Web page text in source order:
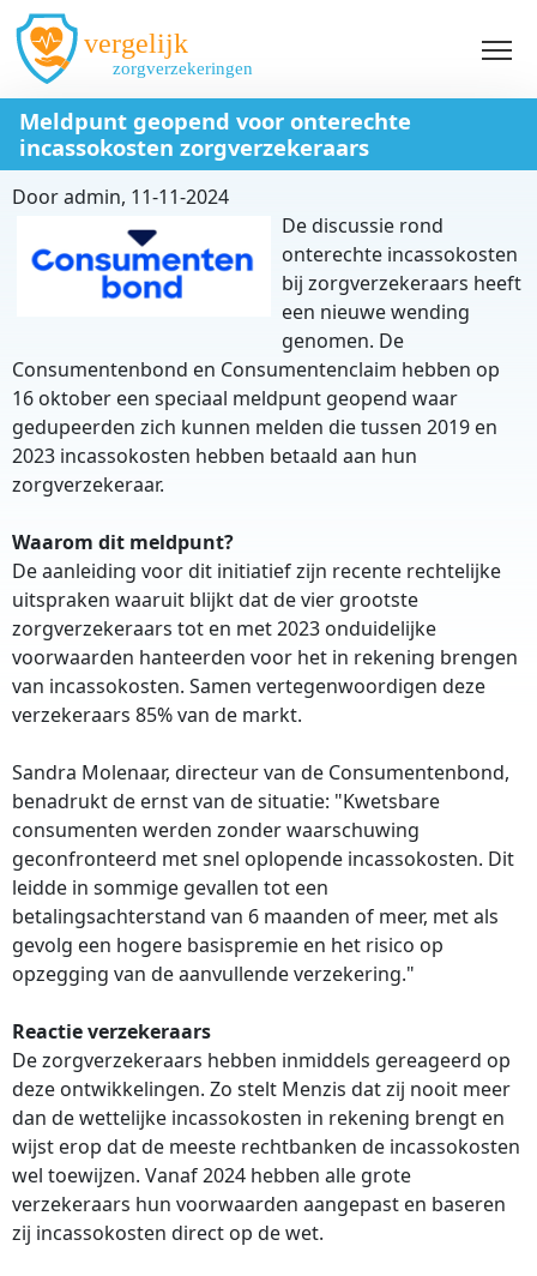
Overslaan en naar de inhoud gaan
Meldpunt geopend voor onterechte
incassokosten zorgverzekeraars
Dooradmin, 11-11-2024
De discussie rond
onterechte incassokosten
bij zorgverzekeraars heeft
een nieuwe wending
genomen. De
Consumentenbond en Consumentenclaim hebben op
16 oktober een speciaal meldpunt geopend waar
gedupeerden zich kunnen melden die tussen 2019 en
2023 incassokosten hebben betaald aan hun
zorgverzekeraar.
Waarom dit meldpunt?
De aanleiding voor dit initiatief zijn recente rechtelijke
uitspraken waaruit blijkt dat de vier grootste
zorgverzekeraars tot en met 2023 onduidelijke
voorwaarden hanteerden voor het in rekening brengen
van incassokosten. Samen vertegenwoordigen deze
verzekeraars 85% van de markt.
Sandra Molenaar, directeur van de Consumentenbond,
benadrukt de ernst van de situatie: "Kwetsbare
consumenten werden zonder waarschuwing
geconfronteerd met snel oplopende incassokosten. Dit
leidde in sommige gevallen tot een
betalingsachterstand van 6 maanden of meer, met als
gevolg een hogere basispremie en het risico op
opzegging van de aanvullende verzekering."
Reactie verzekeraars
De zorgverzekeraars hebben inmiddels gereageerd op
deze ontwikkelingen. Zo stelt Menzis dat zij nooit meer
dan de wettelijke incassokosten in rekening brengt en
wijst erop dat de meeste rechtbanken de incassokosten
wel toewijzen. Vanaf 2024 hebben alle grote
verzekeraars hun voorwaarden aangepast en baseren
zij incassokosten direct op de wet.